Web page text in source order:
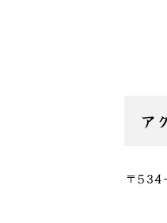
ア
〒